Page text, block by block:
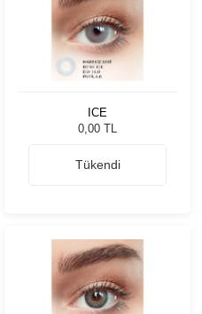
ICE
0,00 TL
Tükendi